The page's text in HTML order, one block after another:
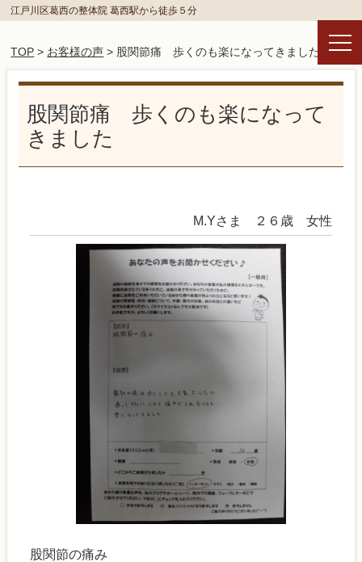
江戸川区葛西の整体院 葛西駅から徒歩５分
TOP > お客様の声 > 股関節痛 歩くのも楽になってきました
股関節痛 歩くのも楽になって
きました
M.Yさま ２６歳 女性
股関節の痛み